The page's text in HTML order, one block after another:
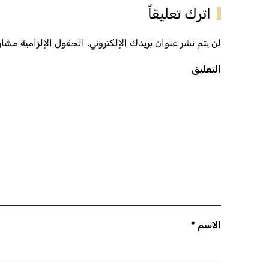
اترك تعليقاً
لن يتم نشر عنوان بريدك الإلكتروني. الحقول الإلزامية مشار
التعليق
الاسم *